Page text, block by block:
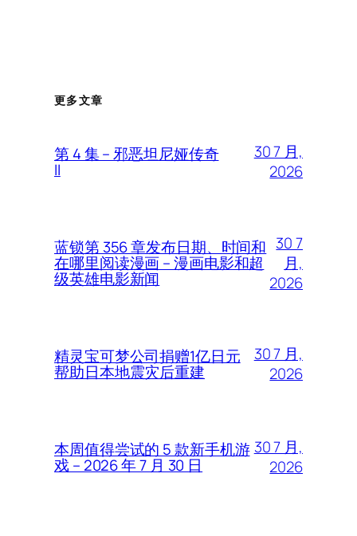
更多文章
第 4 集 – 邪恶坦尼娅传奇
II
30 7 月,
2026
蓝锁第 356 章发布日期、时间和
在哪里阅读漫画 – 漫画电影和超
级英雄电影新闻
30 7
月,
2026
精灵宝可梦公司捐赠1亿日元
帮助日本地震灾后重建
30 7 月,
2026
本周值得尝试的 5 款新手机游
戏 – 2026 年 7 月 30 日
30 7 月,
2026